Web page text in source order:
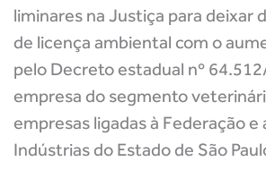
liminares na Justiça para deixar
de licença ambiental com o
pelo Decreto estadual nº
empresa do segmento
empresas ligadas à Federação
Indústrias do Estado de São